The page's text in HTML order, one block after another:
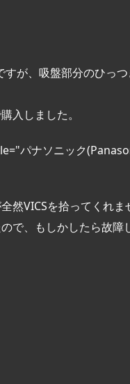
が、吸盤部分のひっ
入しました。
パナソニック
然VICSを拾ってくれま
で、もしかしたら故障